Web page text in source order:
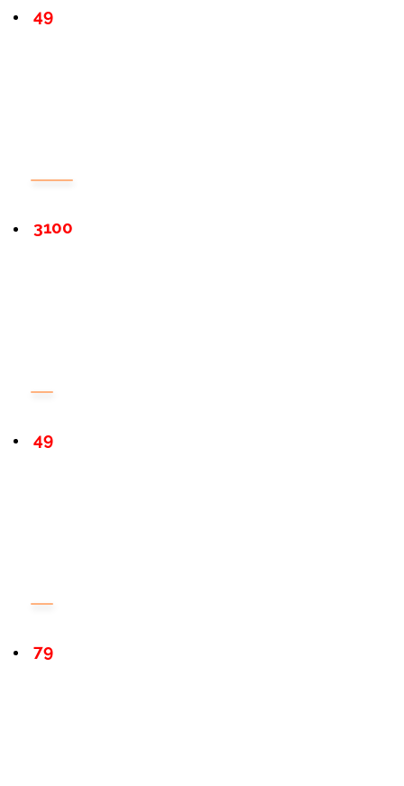
49
3100
49
79